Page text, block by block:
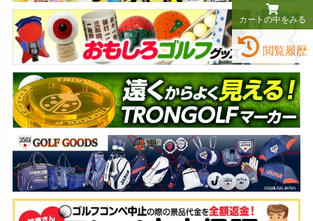
カートの中をみる
閲覧履歴